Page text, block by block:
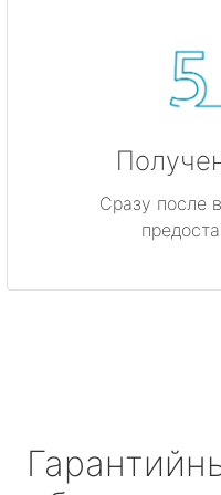
Сразу после